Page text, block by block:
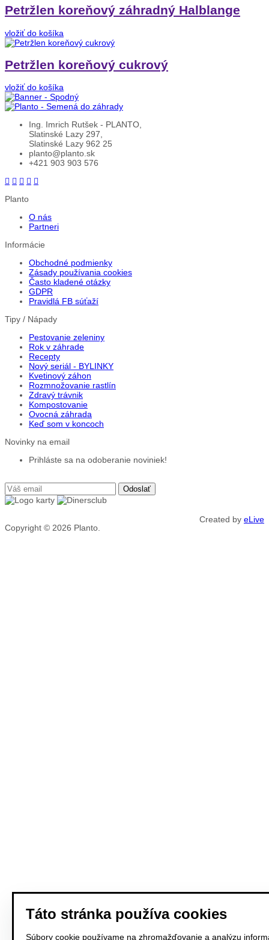
Petržlen koreňový záhradný Halblange
vložiť do košíka
Petržlen koreňový cukrový
vložiť do košíka
Ing. Imrich Rutšek - PLANTO,
Slatinské Lazy 297,
Slatinské Lazy 962 25
planto@planto.sk
+421 903 903 576
Planto
O nás
Partneri
Informácie
Obchodné podmienky
Zásady používania cookies
Často kladené otázky
GDPR
Pravidlá FB súťaží
Tipy / Nápady
Pestovanie zeleniny
Rok v záhrade
Recepty
Nový seriál - BYLINKY
Kvetinový záhon
Rozmnožovanie rastlín
Zdravý trávnik
Kompostovanie
Ovocná záhrada
Keď som v koncoch
Novinky na email
Prihláste sa na odoberanie noviniek!
Copyright © 2026 Planto.
Created by eLive
Táto stránka používa cookies
Súbory cookie používame na zhromažďovanie a analýzu